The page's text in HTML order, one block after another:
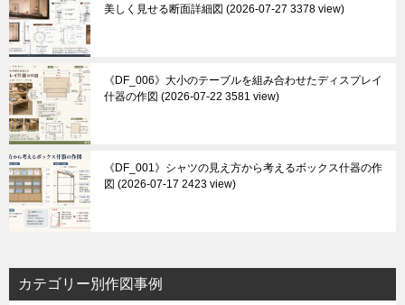
美しく見せる断面詳細図 2026-07-27 3378 view
《DF_006》大小のテーブルを組み合わせたディスプレイ
什器の作図 2026-07-22 3581 view
《DF_001》シャツの見え方から考えるボックス什器の作
図 2026-07-17 2423 view
カテゴリー別作図事例